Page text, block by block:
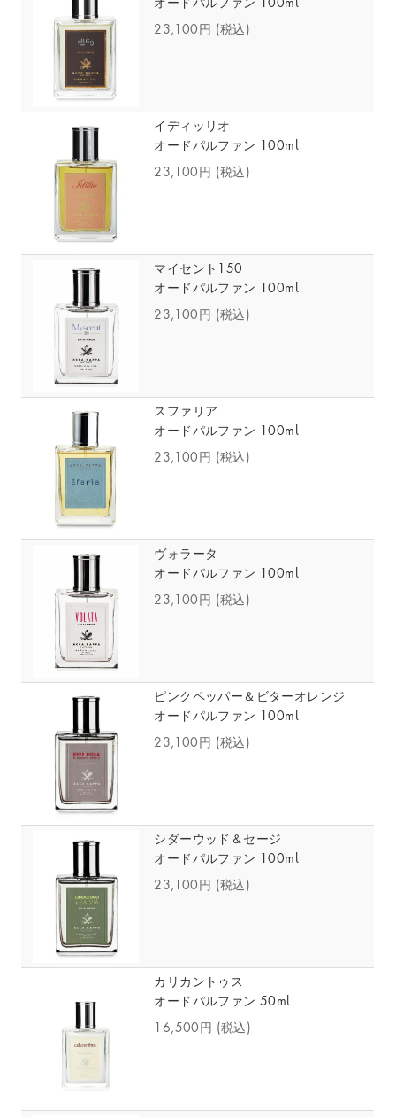
オードパルファン 100ml
23,100円 (税込)
イディッリオ
オードパルファン 100ml
23,100円 (税込)
マイセント150
オードパルファン 100ml
23,100円 (税込)
スファリア
オードパルファン 100ml
23,100円 (税込)
ヴォラータ
オードパルファン 100ml
23,100円 (税込)
ピンクペッパー＆ビターオレンジ
オードパルファン 100ml
23,100円 (税込)
シダーウッド＆セージ
オードパルファン 100ml
23,100円 (税込)
カリカントゥス
オードパルファン 50ml
16,500円 (税込)